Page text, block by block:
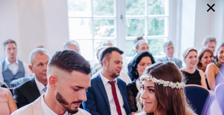
×
GALERIE SELECTION BRAUTMODE SHOP IT JOURNAL
Array ( [0] => extra_args [1] => Array ( [post__not_in] =>
Array ( [0] => 58127 ) ) )